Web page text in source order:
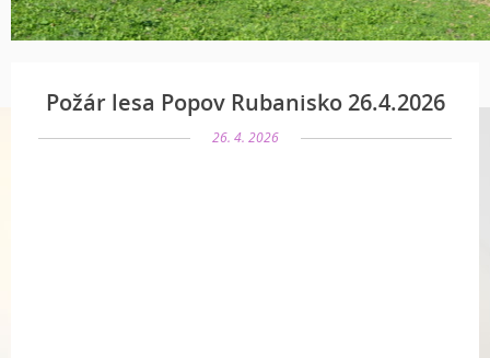
Požár lesa Popov Rubanisko 26.4.2026
26. 4. 2026